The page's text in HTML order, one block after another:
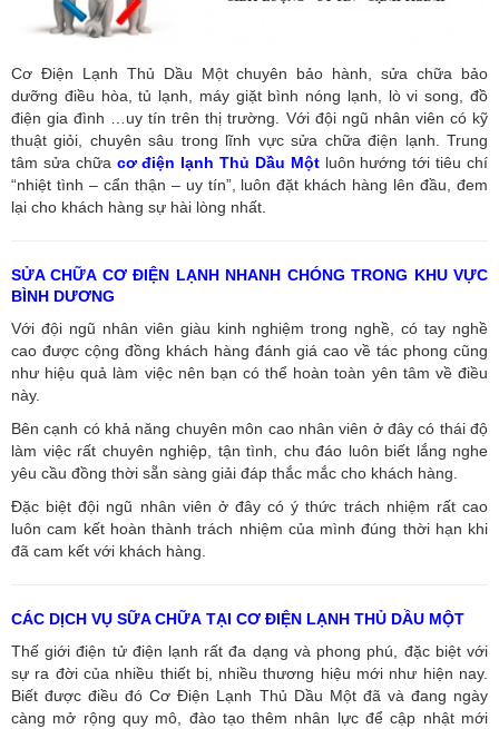
Cơ Điện Lạnh Thủ Dầu Một chuyên bảo hành, sửa chữa bảo
dưỡng điều hòa, tủ lạnh, máy giặt bình nóng lạnh, lò vi song, đồ
điện gia đình …uy tín trên thị trường. Với đội ngũ nhân viên có kỹ
thuật giỏi, chuyên sâu trong lĩnh vực sửa chữa điện lạnh. Trung
tâm sửa chữa cơ điện lạnh Thủ Dầu Mộtluôn hướng tới tiêu chí
“nhiệt tình – cẩn thận – uy tín”, luôn đặt khách hàng lên đầu, đem
lại cho khách hàng sự hài lòng nhất.
SỬA CHỮA CƠ ĐIỆN LẠNH NHANH CHÓNG TRONG KHU VỰC
BÌNH DƯƠNG
Với đội ngũ nhân viên giàu kinh nghiệm trong nghề, có tay nghề
cao được cộng đồng khách hàng đánh giá cao về tác phong cũng
như hiệu quả làm việc nên bạn có thể hoàn toàn yên tâm về điều
này.
Bên cạnh có khả năng chuyên môn cao nhân viên ở đây có thái độ
làm việc rất chuyên nghiệp, tận tình, chu đáo luôn biết lắng nghe
yêu cầu đồng thời sẵn sàng giải đáp thắc mắc cho khách hàng.
Đặc biệt đội ngũ nhân viên ở đây có ý thức trách nhiệm rất cao
luôn cam kết hoàn thành trách nhiệm của mình đúng thời hạn khi
đã cam kết với khách hàng.
CÁC DỊCH VỤ SỮA CHỮA TẠI CƠ ĐIỆN LẠNH THỦ DẦU MỘT
Thế giới điện tử điện lạnh rất đa dạng và phong phú, đặc biệt với
sự ra đời của nhiều thiết bị, nhiều thương hiệu mới như hiện nay.
Biết được điều đó Cơ Điện Lạnh Thủ Dầu Một đã và đang ngày
càng mở rộng quy mô, đào tạo thêm nhân lực để cập nhật mới